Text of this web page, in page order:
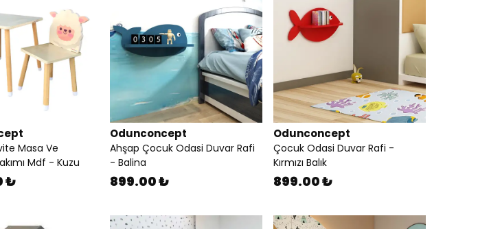
Masa Ve
Mdf - Kuzu
₺
Odunconcept
Ahşap Çocuk Odasi Duvar Rafi
- Balina
899.00 ₺
Odunconcept
Çocuk Odasi Duvar Rafi -
Kırmızı Balık
899.00 ₺